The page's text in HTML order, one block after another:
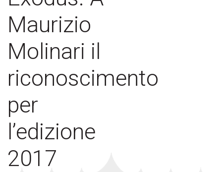
Maurizio
Molinari il
riconoscimento
per
l’edizione
2017